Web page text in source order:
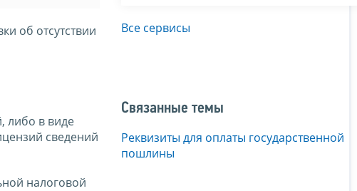
об отсутствии
либо в виде
сведений
налоговой
Все сервисы
Связанные темы
Реквизиты для оплаты государственной
пошлины